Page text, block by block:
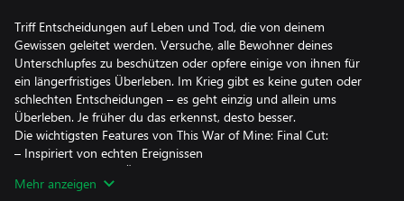
Triff Entscheidungen auf Leben und Tod, die von deinem
Gewissen geleitet werden. Versuche, alle Bewohner deines
Unterschlupfes zu beschützen oder opfere einige von ihnen für
ein längerfristiges Überleben. Im Krieg gibt es keine guten oder
schlechten Entscheidungen – es geht einzig und allein ums
Überleben. Je früher du das erkennst, desto besser.
Die wichtigsten Features von This War of Mine: Final Cut:
– Inspiriert von echten Ereignissen
– Kontrolliere deine Überlebenden und verwalte deinen
Unterschlupf
Mehr anzeigen